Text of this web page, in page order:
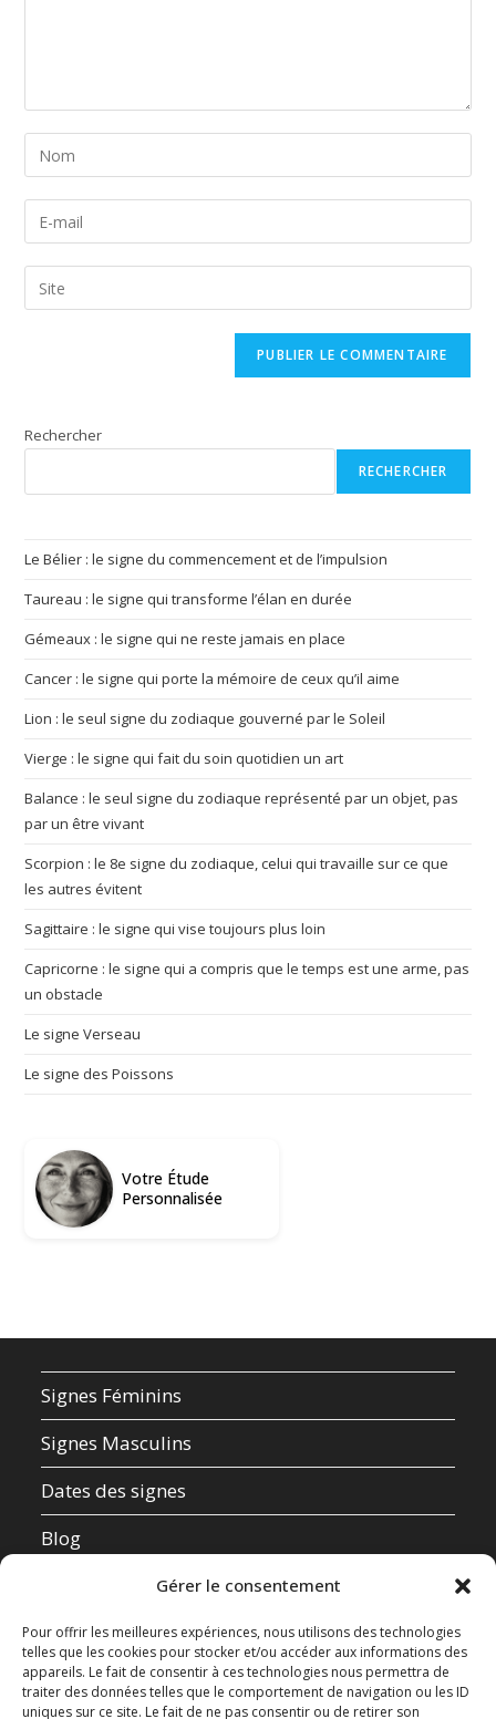
Gérer le consentement
Pour offrir les meilleures expériences, nous utilisons des technologies
telles que les cookies pour stocker et/ou accéder aux informations des
appareils. Le fait de consentir à ces technologies nous permettra de
traiter des données telles que le comportement de navigation ou les ID
uniques sur ce site. Le fait de ne pas consentir ou de retirer son
Enter
your
name
comment
Enter
your
email
address
Saisir
l’URL
Rechercher
RECHERCHER
Le Bélier : le signe du commencement et de l’impulsion
Taureau : le signe qui transforme l’élan en durée
Gémeaux : le signe qui ne reste jamais en place
Cancer : le signe qui porte la mémoire de ceux qu’il aime
Lion : le seul signe du zodiaque gouverné par le Soleil
Vierge : le signe qui fait du soin quotidien un art
Balance : le seul signe du zodiaque représenté par un objet, pas
par un être vivant
Scorpion : le 8e signe du zodiaque, celui qui travaille sur ce que
les autres évitent
Sagittaire : le signe qui vise toujours plus loin
Capricorne : le signe qui a compris que le temps est une arme, pas
un obstacle
Le signe Verseau
Le signe des Poissons
Votre Étude
Personnalisée
Signes Féminins
Signes Masculins
Dates des signes
Blog
Mentions Légales
Données Personnelles